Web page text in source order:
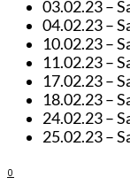
03.02.23 –
04.02.23 –
10.02.23 –
11.02.23 –
17.02.23 –
18.02.23 –
24.02.23 –
25.02.23 –
0